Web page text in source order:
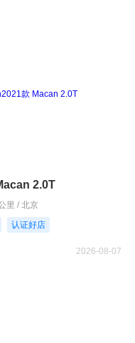
2.0T
里 / 北京
认证好店
2026-08-07